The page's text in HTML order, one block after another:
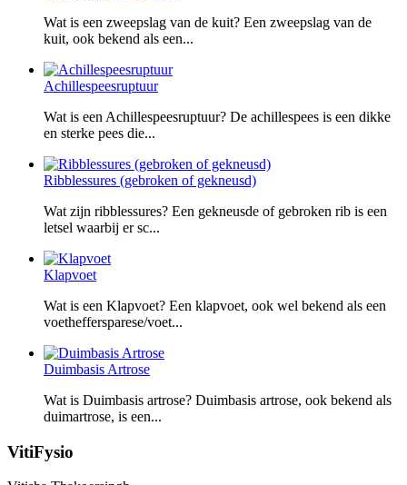
Wat is een zweepslag van de kuit? Een zweepslag van de
kuit, ook bekend als een...
Achillespeesruptuur
Wat is een Achillespeesruptuur? De achillespees is een dikke
en sterke pees die...
Ribblessures (gebroken of gekneusd)
Wat zijn ribblessures? Een gekneusde of gebroken rib is een
letsel waarbij er sc...
Klapvoet
Wat is een Klapvoet? Een klapvoet, ook wel bekend als een
voetheffersparese/voet...
Duimbasis Artrose
Wat is Duimbasis artrose? Duimbasis artrose, ook bekend als
duimartrose, is een...
VitiFysio